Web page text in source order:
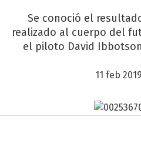
Se conoció el
realizado al cuerpo del
el piloto David
11 feb